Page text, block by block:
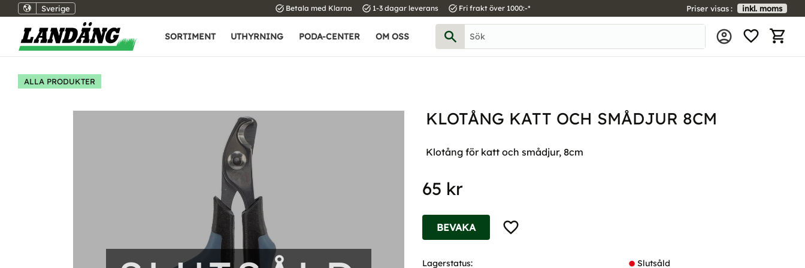
Sverige task_alt Betala med Klarna task_alt 1-3 dagar leverans task_alt Fri frakt över 1000:-* Priser visas inkl. moms
SORTIMENT UTHYRNING PODA-CENTER OM OSS
ALLA PRODUKTER
KLOTÅNG KATT OCH SMÅDJUR 8CM
Klotång för katt och smådjur, 8cm
65 kr
Lägg till i favoriter
BEVAKA
Lagerstatus Slutsåld